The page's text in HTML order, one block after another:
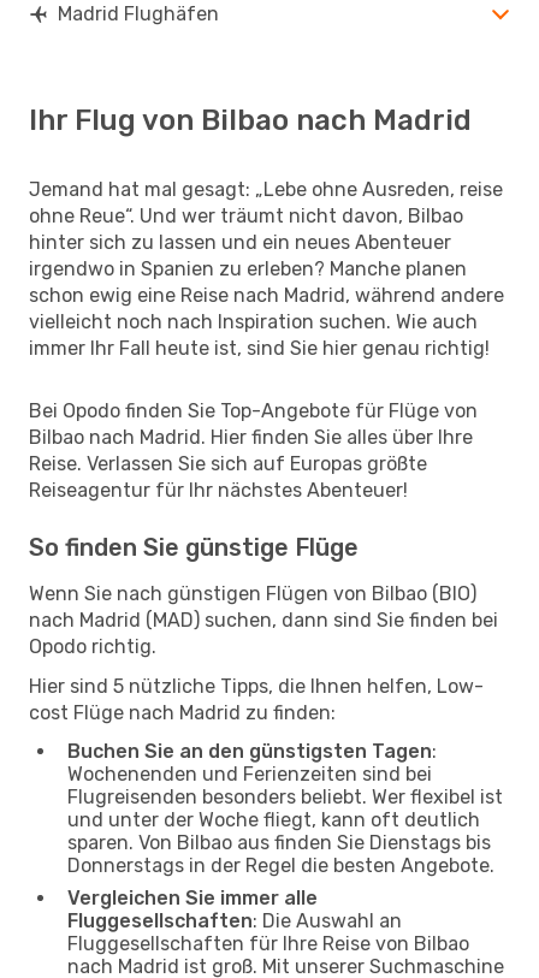
Madrid Flughäfen
Ihr Flug von Bilbao nach Madrid
Jemand hat mal gesagt: „Lebe ohne Ausreden, reise
ohne Reue“. Und wer träumt nicht davon, Bilbao
hinter sich zu lassen und ein neues Abenteuer
irgendwo in Spanien zu erleben? Manche planen
schon ewig eine Reise nach Madrid, während andere
vielleicht noch nach Inspiration suchen. Wie auch
immer Ihr Fall heute ist, sind Sie hier genau richtig!
Bei Opodo finden Sie Top-Angebote für Flüge von
Bilbao nach Madrid. Hier finden Sie alles über Ihre
Reise. Verlassen Sie sich auf Europas größte
Reiseagentur für Ihr nächstes Abenteuer!
So finden Sie günstige Flüge
Wenn Sie nach günstigen Flügen von Bilbao (BIO)
nach Madrid (MAD) suchen, dann sind Sie finden bei
Opodo richtig.
Hier sind 5 nützliche Tipps, die Ihnen helfen, Low-
cost Flüge nach Madrid zu finden:
Buchen Sie an den günstigsten Tagen:
Wochenenden und Ferienzeiten sind bei
Flugreisenden besonders beliebt. Wer flexibel ist
und unter der Woche fliegt, kann oft deutlich
sparen. Von Bilbao aus finden Sie Dienstags bis
Donnerstags in der Regel die besten Angebote.
Vergleichen Sie immer alle
Fluggesellschaften: Die Auswahl an
Fluggesellschaften für Ihre Reise von Bilbao
nach Madrid ist groß. Mit unserer Suchmaschine